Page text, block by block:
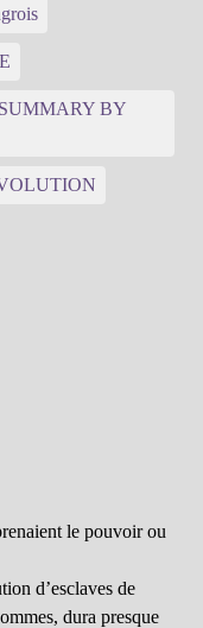
BY
le pouvoir ou
d’esclaves de
dura presque